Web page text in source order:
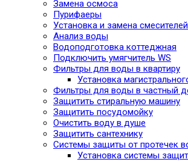
Замена осмоса
Пурифаеры
Установка и замена смесителей
Анализ воды
Водоподготовка коттеджная
Подключить умягчитель WS
Фильтры для воды в квартиру
Установка
Фильтры для воды в частный
Защитить стиральную машину
Защитить посудомойку
Очистить воду в душе
Защитить сантехнику
Системы защиты от протечек
Установка системы